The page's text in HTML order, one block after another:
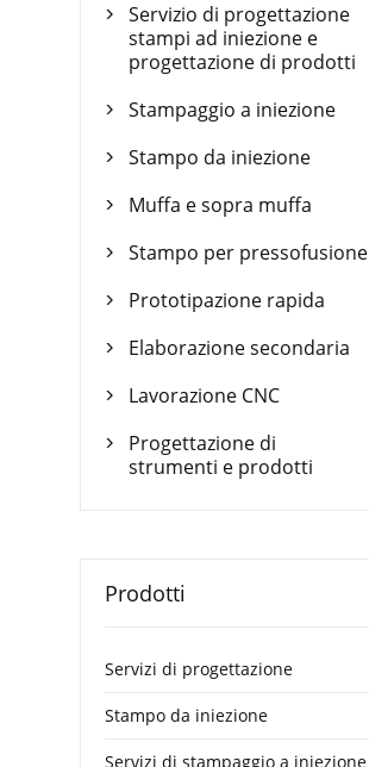

Servizio di progettazione
stampi ad iniezione e
progettazione di prodotti
 Stampaggio a iniezione
 Stampo da iniezione
 Muffa e sopra muffa
 Stampo per pressofusione
 Prototipazione rapida
 Elaborazione secondaria
 Lavorazione CNC

Progettazione di
strumenti e prodotti
Prodotti
Servizi di progettazione
Stampo da iniezione
Servizi di stampaggio a iniezione